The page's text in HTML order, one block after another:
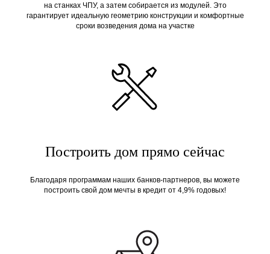
на станках ЧПУ, а затем собирается из модулей. Это
гарантирует идеальную геометрию конструкции и комфортные
сроки возведения дома на участке
Построить дом прямо сейчас
Благодаря программам наших банков-партнеров, вы можете
построить свой дом мечты в кредит от 4,9% годовых!